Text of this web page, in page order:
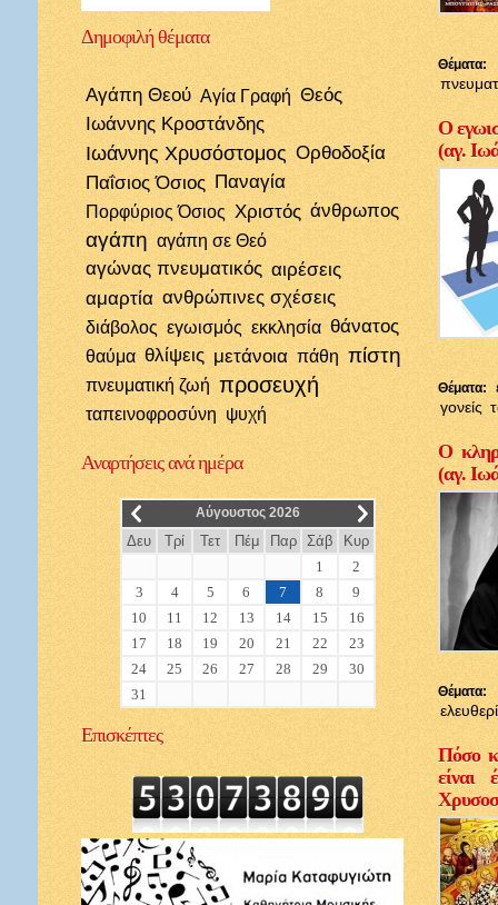
Δημοφιλήθέματα
Αγάπη Θεού Αγία Γραφή Θεός
Ιωάννης Κροστάνδης
Ιωάννης Χρυσόστομος Ορθοδοξία
Παΐσιος Όσιος Παναγία
Πορφύριος Όσιος Χριστός άνθρωπος
αγάπη αγάπη σε Θεό
αγώνας πνευματικός αιρέσεις
αμαρτία ανθρώπινες σχέσεις
διάβολος εγωισμός εκκλησία θάνατος
θαύμα θλίψεις μετάνοια πάθη πίστη
πνευματική ζωή προσευχή
ταπεινοφροσύνη ψυχή
Αναρτήσειςανά ημέρα
__ Αύγουστος 2026 __
Δευ Τρί Τετ Πέμ Παρ Σάβ
Κυρ
1
2
3
4 5 6 7 8
9
10
11 12 13 14 15
16
17
18 19 20 21 22
23
24
25 26 27 28 29
30
31
Επισκέπτες
Θέματα:
Ο
(αγ.
Θέματα:
γονείς
Ο
(αγ.
Θέματα:
Πόσο
είναι